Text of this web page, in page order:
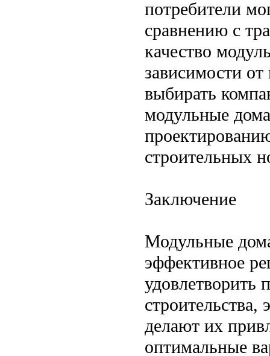
потребители
сравнению с
качество
зависимости
выбирать
модульные
строительных
Заключение
Модульные
эффективное
удовлетворить
строительства,
делают их
оптимальные